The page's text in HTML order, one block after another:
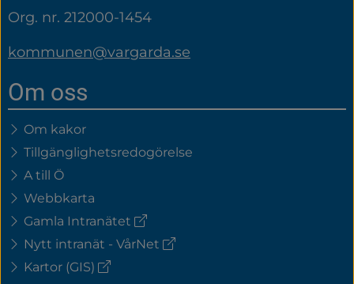
Org. nr. 212000-1454
kommunen@vargarda.se
Om oss
Om kakor
Tillgänglighetsredogörelse
A till Ö
Webbkarta
Gamla Intranätet (extern
länk)
Nytt intranät - VårNet (extern
Kartor (GIS) (extern